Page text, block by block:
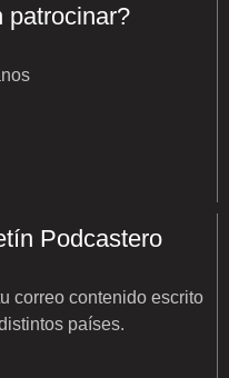
patrocinar?
Podcastero
correo contenido escrito
países.